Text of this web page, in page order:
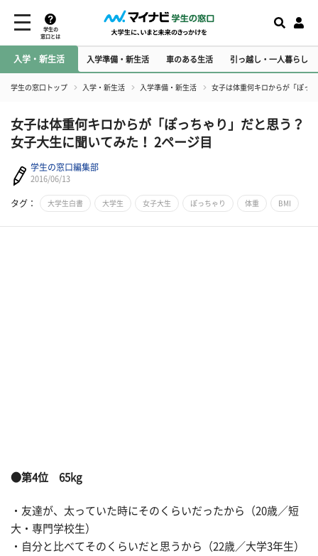
学生の
窓口とは
入学・新生活 入学準備・新生活 車のある生活 引っ越し・一人暮らし
学生の窓口トップ 入学・新生活 入学準備・新生活 女子は体重何キロからが「ぽっ
女子は体重何キロからが「ぽっちゃり」だと思う？
女子大生に聞いてみた！ 2ページ目
学生の窓口編集部
2016/06/13
タグ： 大学生白書 大学生 女子大生 ぽっちゃり 体重 BMI
●第4位 65kg
・友達が、太っていた時にそのくらいだったから（20歳／短
大・専門学校生）
・自分と比べてそのくらいだと思うから（22歳／大学3年生）